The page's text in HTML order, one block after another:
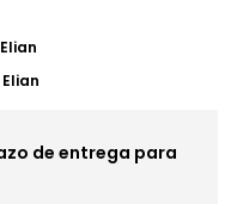
Elian
Elian